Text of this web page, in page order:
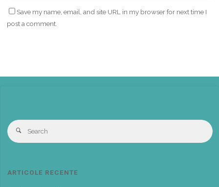
Save my name, email, and site URL in my browser for next time I
post a comment.
Search
ARTICOLE RECENTE